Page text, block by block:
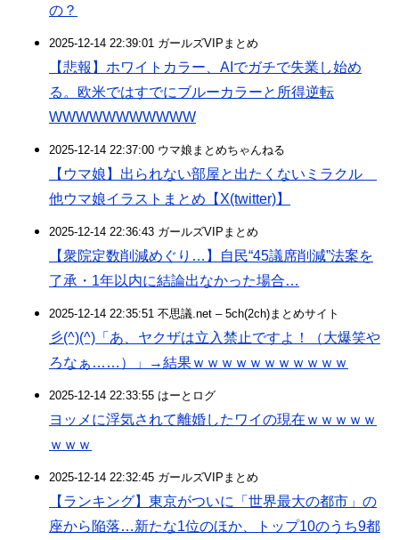
の？
2025-12-14 22:39:01 ガールズVIPまとめ
【悲報】ホワイトカラー、AIでガチで失業し始め
る。欧米ではすでにブルーカラーと所得逆転
WWWWWWWWWWW
2025-12-14 22:37:00 ウマ娘まとめちゃんねる
【ウマ娘】出られない部屋と出たくないミラクル
他ウマ娘イラストまとめ【X(twitter)】
2025-12-14 22:36:43 ガールズVIPまとめ
【衆院定数削減めぐり…】自民“45議席削減”法案を
了承・1年以内に結論出なかった場合…
2025-12-14 22:35:51 不思議.net – 5ch(2ch)まとめサイト
彡(^)(^)「あ、ヤクザは立入禁止ですよ！（大爆笑や
ろなぁ……）」→結果ｗｗｗｗｗｗｗｗｗｗｗ
2025-12-14 22:33:55 はーとログ
ヨッメに浮気されて離婚したワイの現在ｗｗｗｗｗ
ｗｗｗ
2025-12-14 22:32:45 ガールズVIPまとめ
【ランキング】東京がついに「世界最大の都市」の
座から陥落…新たな1位のほか、トップ10のうち9都